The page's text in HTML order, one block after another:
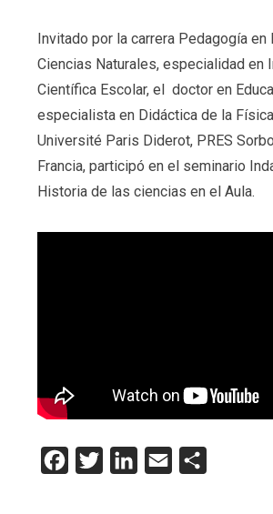
Invitado por la carrera Pedagogía en
Ciencias Naturales, especialidad en
Científica Escolar, el doctor en
especialista en Didáctica de la
Université Paris Diderot, PRES
Francia, participó en el seminario
Historia de las ciencias en el Aula.
Facebook
Twitter LinkedInEmail